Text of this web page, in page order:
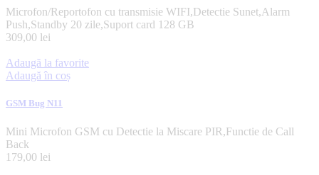
Microfon/Reportofon cu transmisie WIFI,Detectie Sunet,Alarm
Push,Standby 20 zile,Suport card 128 GB
309,00 lei
Adaugă la favorite
Adaugă în coș
GSM Bug N11
Mini Microfon GSM cu Detectie la Miscare PIR,Functie de Call
Back
179,00 lei